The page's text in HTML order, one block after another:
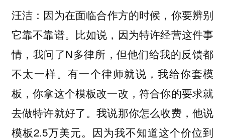
汪洁 ：因为在面临合作方的时候，你要辨别
它靠不靠谱。比如说，因为特许经营这件事
情，我问了N多律所，但他们给我的反馈都
不太一样。有一个律师就说，我给你套模
板，你拿这个模板改一改，符合你的要求就
去做特许就好了。我说那你怎么收费，他说
模板2.5万美元。因为我不知道这个价位到